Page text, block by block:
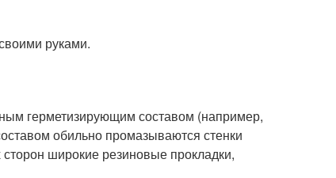
герметизирующим составом (например,
обильно промазываются стенки
широкие резиновые прокладки,